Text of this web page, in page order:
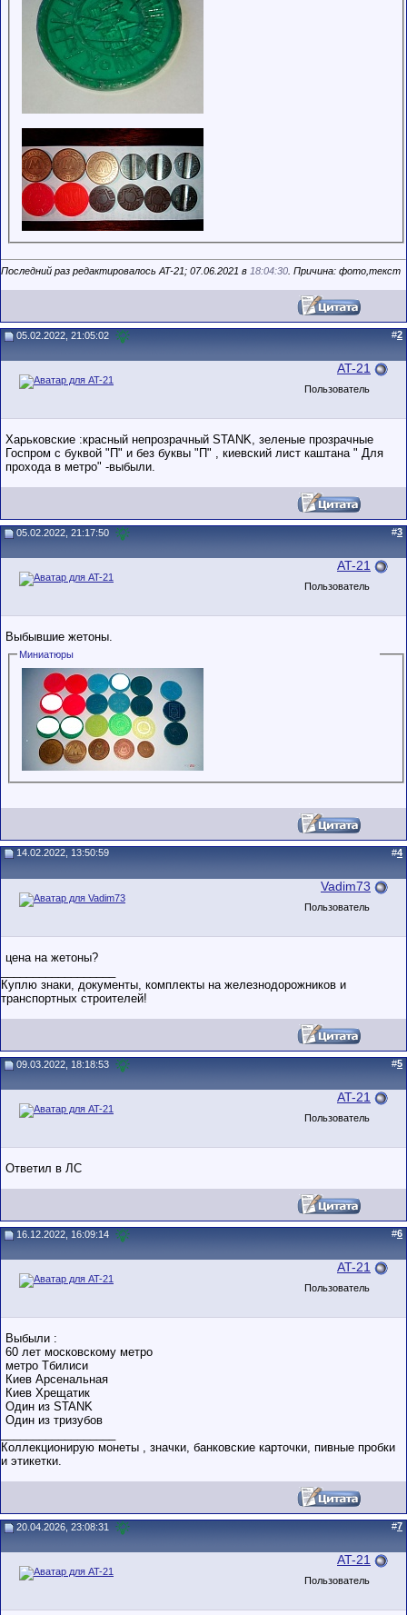
Последний раз редактировалось AT-21; 07.06.2021 в 18:04:30 . Причина: фото,текст
05.02.2022, 21:05:02 #2
AT-21
Пользователь
Харьковские :красный непрозрачный STANK, зеленые прозрачные
Госпром с буквой "П" и без буквы "П" , киевский лист каштана " Для
прохода в метро" -выбыли.
05.02.2022, 21:17:50 #3
AT-21
Пользователь
Выбывшие жетоны.
Миниатюры
14.02.2022, 13:50:59 #4
Vadim73
Пользователь
цена на жетоны?
Куплю знаки, документы, комплекты на железнодорожников и
транспортных строителей!
09.03.2022, 18:18:53 #5
AT-21
Пользователь
Ответил в ЛС
16.12.2022, 16:09:14 #6
AT-21
Пользователь
Выбыли :
60 лет московскому метро
метро Тбилиси
Киев Арсенальная
Киев Хрещатик
Один из STANK
Один из тризубов
Коллекционирую монеты , значки, банковские карточки, пивные пробки
и этикетки.
20.04.2026, 23:08:31 #7
AT-21
Пользователь